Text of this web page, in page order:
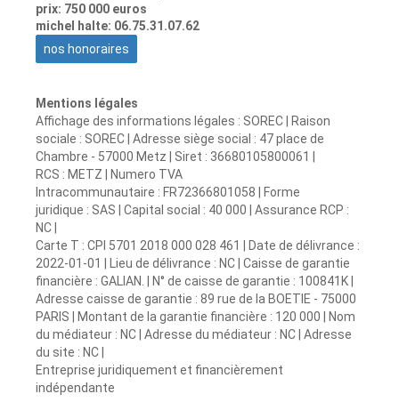
prix: 750 000 euros
michel halte: 06.75.31.07.62
nos honoraires
Mentions légales
Affichage des informations légales : SOREC | Raison
sociale : SOREC | Adresse siège social : 47 place de
Chambre - 57000 Metz | Siret : 36680105800061 |
RCS : METZ | Numero TVA
Intracommunautaire : FR72366801058 | Forme
juridique : SAS | Capital social : 40 000 | Assurance RCP :
NC |
Carte T : CPI 5701 2018 000 028 461 | Date de délivrance :
2022-01-01 | Lieu de délivrance : NC | Caisse de garantie
financière : GALIAN. | N° de caisse de garantie : 100841K |
Adresse caisse de garantie : 89 rue de la BOETIE - 75000
PARIS | Montant de la garantie financière : 120 000 | Nom
du médiateur : NC | Adresse du médiateur : NC | Adresse
du site : NC |
Entreprise juridiquement et financièrement
indépendante